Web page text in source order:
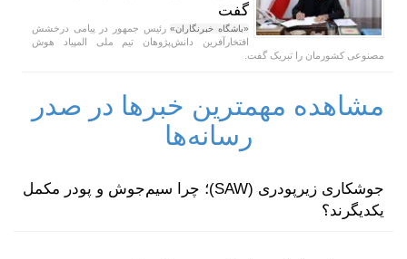
گفت
«باشگاه خبرنگاران»رئیس جمهور در پیامی درخشش
افتخارآفرین دانش‌پژوهان تیم ملی المپیاد هوش
مصنوعی کشورمان را تبریک گفت.
مشاهده مهمترین خبرها در صدر
رسانه‌ها
جوشکاری زیرپودری (SAW)؛ چرا سیم‌جوش و پودر مکمل
یکدیگرند؟